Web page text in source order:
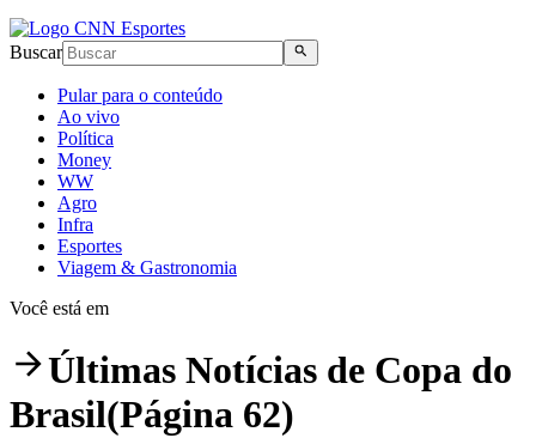
Buscar
Pular para o conteúdo
Ao vivo
Política
Money
WW
Agro
Infra
Esportes
Viagem & Gastronomia
Você está em
Últimas Notícias de Copa do
Brasil(Página 62)